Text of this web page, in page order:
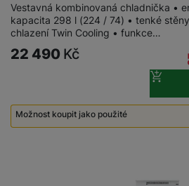
Vestavná kombinovaná chladnička •
kapacita 298 l (224 / 74) • tenké
chlazení Twin Cooling • funkce…
22 490 Kč
Možnost koupit jako použité